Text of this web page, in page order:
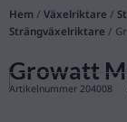
Hem / Växelriktare /
Strängväxelriktare /
Growatt
Artikelnummer 204008